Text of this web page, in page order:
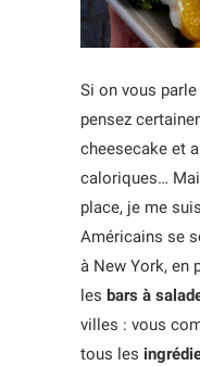
Si on vous
pensez
cheesecake et
caloriques…
place, je me
Américains se
à New York, en
les bars à
villes : vous
tous les